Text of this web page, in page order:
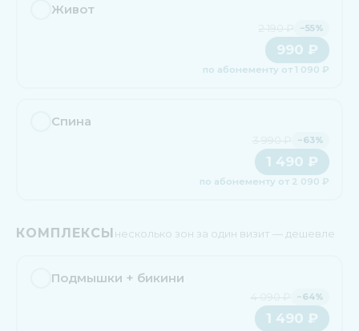
Живот
−55%
990 ₽
по абонементу от 1 090 ₽
Спина
−63%
1 490 ₽
по абонементу от 2 090 ₽
КОМПЛЕКСЫнесколько зон за один визит — дешевле
Подмышки + бикини
−64%
1 490 ₽